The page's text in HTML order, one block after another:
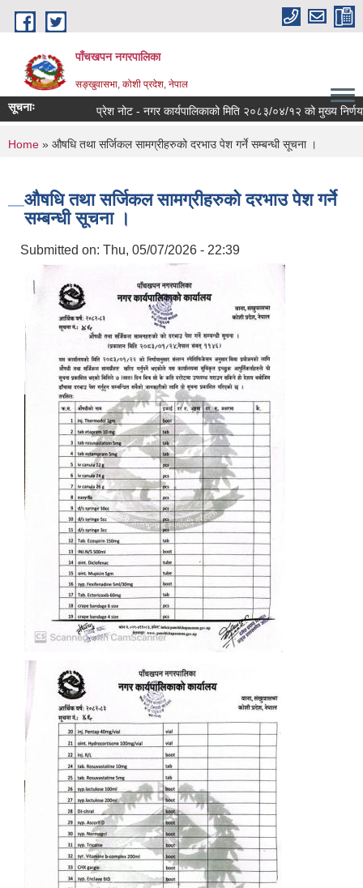
Skip to main content
पाँचखपन नगरपालिका
सङ्खु‍वासभा, कोशी प्रदेश, नेपाल
सूचनाः प्रेश नोट - नगर कार्यपालिकाको मिति २०८३/०४/१२ को मुख्य निर्णयहरु ।
You are here
Home » औषधि तथा सर्जिकल सामग्रीहरुको दरभाउ पेश गर्ने सम्बन्धी सूचना ।
औषधि तथा सर्जिकल सामग्रीहरुको दरभाउ पेश गर्ने
सम्बन्धी सूचना ।
Submitted on: Thu, 05/07/2026 - 22:39